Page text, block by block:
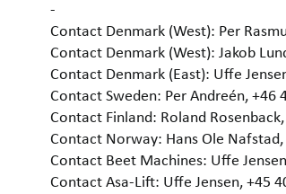
-
Contact Denmark (West): Per
Contact Denmark (West): Jakob
Contact Denmark (East): Uffe
Contact Sweden: Per Andreén, +46
Contact Finland: Roland
Contact Norway: Hans Ole
Contact Beet Machines: Uffe
Contact Asa-Lift: Uffe Jensen, +45